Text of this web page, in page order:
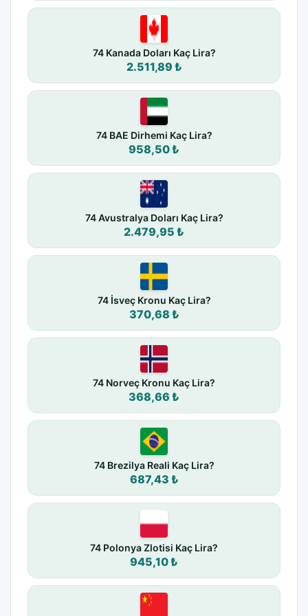
74 Kanada Doları Kaç Lira?
2.511,89 ₺
74 BAE Dirhemi Kaç Lira?
958,50 ₺
74 Avustralya Doları Kaç Lira?
2.479,95 ₺
74 İsveç Kronu Kaç Lira?
370,68 ₺
74 Norveç Kronu Kaç Lira?
368,66 ₺
74 Brezilya Reali Kaç Lira?
687,43 ₺
74 Polonya Zlotisi Kaç Lira?
945,10 ₺